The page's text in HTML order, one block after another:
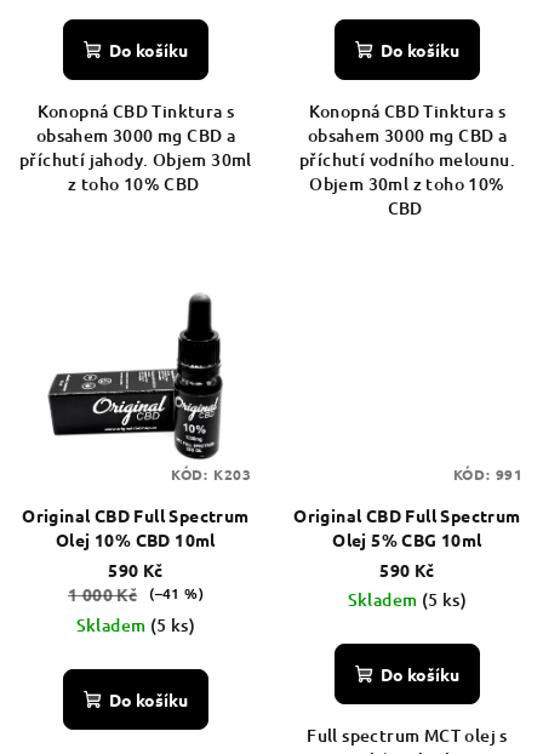
Do košíku
Konopná CBD Tinktura s
obsahem 3000 mg CBD a
příchutí jahody. Objem 30ml
z toho 10% CBD
Do košíku
Konopná CBD Tinktura s
obsahem 3000 mg CBD a
příchutí vodního melounu.
Objem 30ml z toho 10%
CBD
Original CBD Full Spectrum
Olej 10% CBD 10ml
590 Kč
1 000 Kč
(–41 %)
Skladem (5 ks)
Do košíku
KÓD: K203
Original CBD Full Spectrum
Olej 5% CBG 10ml
590 Kč
Skladem (5 ks)
Do košíku
Full spectrum MCT olej s
KÓD: 991